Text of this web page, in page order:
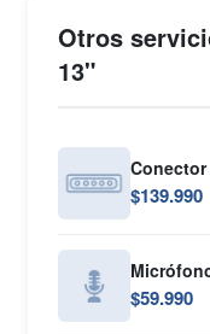
Otros
13"
Conector
$139.990
$59.990